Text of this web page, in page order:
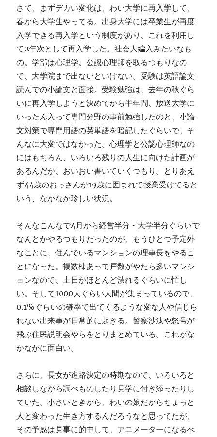
さて、まずデカい変化は、わい大学に再入学して、
春から大学生やってる。出身大学には卒業生が再度
入学できる再入学という制度があり、これを利用し
て2年次として再入学した。社会人編入みたいなも
の。学部は心理学。公認心理師を取るつもりなの
で、大学院まで出ないといけない。受験は英語論文
読んでの小論文と面接。受験勉強は、去年の秋ぐら
いに再入学しようと決めてから半年間、放送大学に
いったん入って専門分野の事前勉強したのと、小論
文対策で専門用語の英単語を暗記したぐらいで、そ
んなに大変ではなかった。心理学と公認心理師なの
にはもちろん、いろいろ残りの人生に向けた計画が
あるんだが、おいおい書いていくつもり。とりあえ
ず44歳のおっさんが19歳に囲まれて授業受けてると
いう、なかなか珍しい状況。
そんなこんなで4月から経営半分・大学半分ぐらいで
なんとかやるつもりだったのが、もうひとつ予定外
なことに、住んでいるマンションの理事長をやるこ
とになった。複数棟あって戸数がやたら多いマンシ
ョンなので、土日がほとんど潰れるぐらいに忙し
い。そして1000人ぐらい人間が集まっているので、
0.1%ぐらいの確率で出てくるような変な人や信じら
れない出来事が日常的に起きる。警察沙汰や怒号が
飛ぶ住民説明会やらをとりまとめている。これがな
かなかに面白い。
さらに、長女が進路決定の時期なので、いろいろと
相談しながら調べものしたり見学に付き添ったりし
ていた。小さいときから、わいの娘だからちょっと
人と変わった生き方するんだろうなと思ってたが、
その予感は見事に的中して、アニメーターになるべ